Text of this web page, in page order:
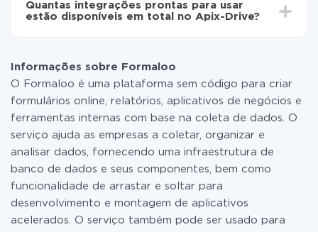
as tarifas. Você paga apenas pela quantidade de
dados que é realmente transferida de um de seus
ou mudar para um de pago, se necessário. Mais
detalhes sobretarifas.
Quantas integrações prontas para usar
estão disponíveis em total no Apix-Drive?
Informações sobre Formaloo
O Formaloo é uma plataforma sem código para criar
formulários online, relatórios, aplicativos de negócios e
ferramentas internas com base na coleta de dados. O
serviço ajuda as empresas a coletar, organizar e
analisar dados, fornecendo uma infraestrutura de
banco de dados e seus componentes, bem como
funcionalidade de arrastar e soltar para
desenvolvimento e montagem de aplicativos
acelerados. O serviço também pode ser usado para